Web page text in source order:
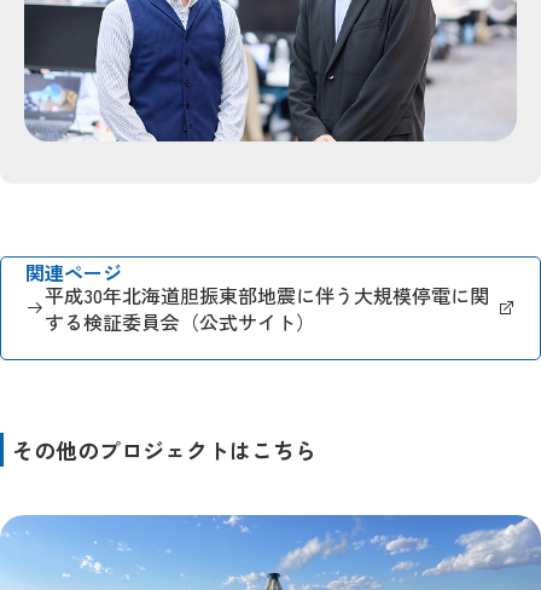
関連ページ
平成30年北海道胆振東部地震に伴う大規模停電に関
する検証委員会（公式サイト）
その他のプロジェクトはこちら